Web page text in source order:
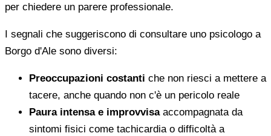
per chiedere un parere professionale.
I segnali che suggeriscono di consultare uno psicologo a
Borgo d'Ale sono diversi:
Preoccupazioni costanti che non riesci a mettere a
tacere, anche quando non c'è un pericolo reale
Paura intensa e improvvisaaccompagnata da
sintomi fisici come tachicardia o difficoltà a